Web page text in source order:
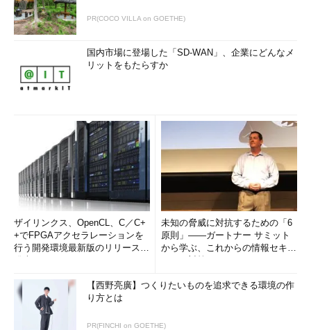
PR(COCO VILLA on GOETHE)
国内市場に登場した「SD-WAN」、企業にどんなメ
リットをもたらすか
ザイリンクス、OpenCL、C／C+
+でFPGAアクセラレーションを
行う開発環境最新版のリリースを
未知の脅威に対抗するための「6
原則」――ガートナー サミット
から学ぶ、これからの情報セキュ
【西野亮廣】つくりたいものを追求できる環境の作
り方とは
PR(FINCHI on GOETHE)